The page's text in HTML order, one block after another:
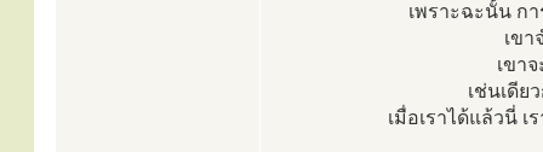
เพราะฉะนั้น ก
เขา
เขา
เช่นเดีย
เมื่อเราได้แล้วนี่